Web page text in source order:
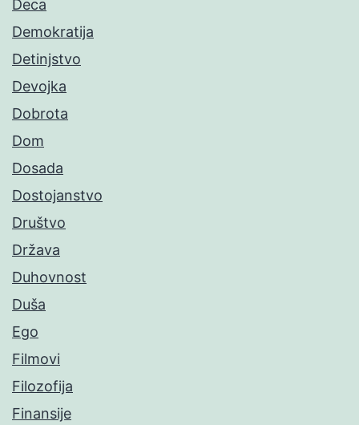
Deca
Demokratija
Detinjstvo
Devojka
Dobrota
Dom
Dosada
Dostojanstvo
Društvo
Država
Duhovnost
Duša
Ego
Filmovi
Filozofija
Finansije